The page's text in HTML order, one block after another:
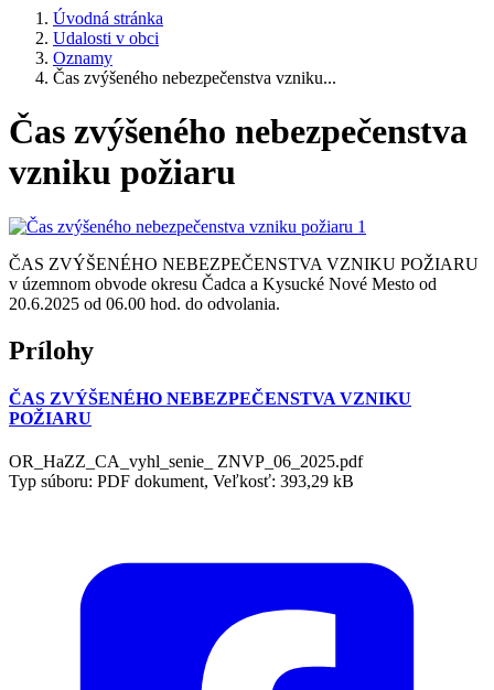
Úvodná stránka
Udalosti v obci
Oznamy
Čas zvýšeného nebezpečenstva vzniku...
Čas zvýšeného nebezpečenstva
vzniku požiaru
ČAS ZVÝŠENÉHO NEBEZPEČENSTVA VZNIKU POŽIARU
v územnom obvode okresu Čadca a Kysucké Nové Mesto od
20.6.2025 od 06.00 hod. do odvolania.
Prílohy
ČAS ZVÝŠENÉHO NEBEZPEČENSTVA VZNIKU
POŽIARU
OR_HaZZ_CA_vyhl_senie_ ZNVP_06_2025.pdf
Typ súboru: PDF dokument, Veľkosť: 393,29 kB